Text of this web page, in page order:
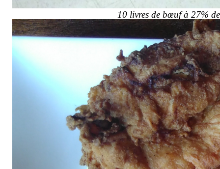
10 livres de bœuf à 27%